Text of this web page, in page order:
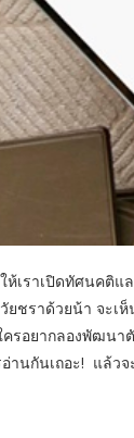
ห้เราเปิดทัศนคติ
ยชราด้วยน้า จะ
รอยากลองพัฒนา
อ่านกันเถอะ! แล้